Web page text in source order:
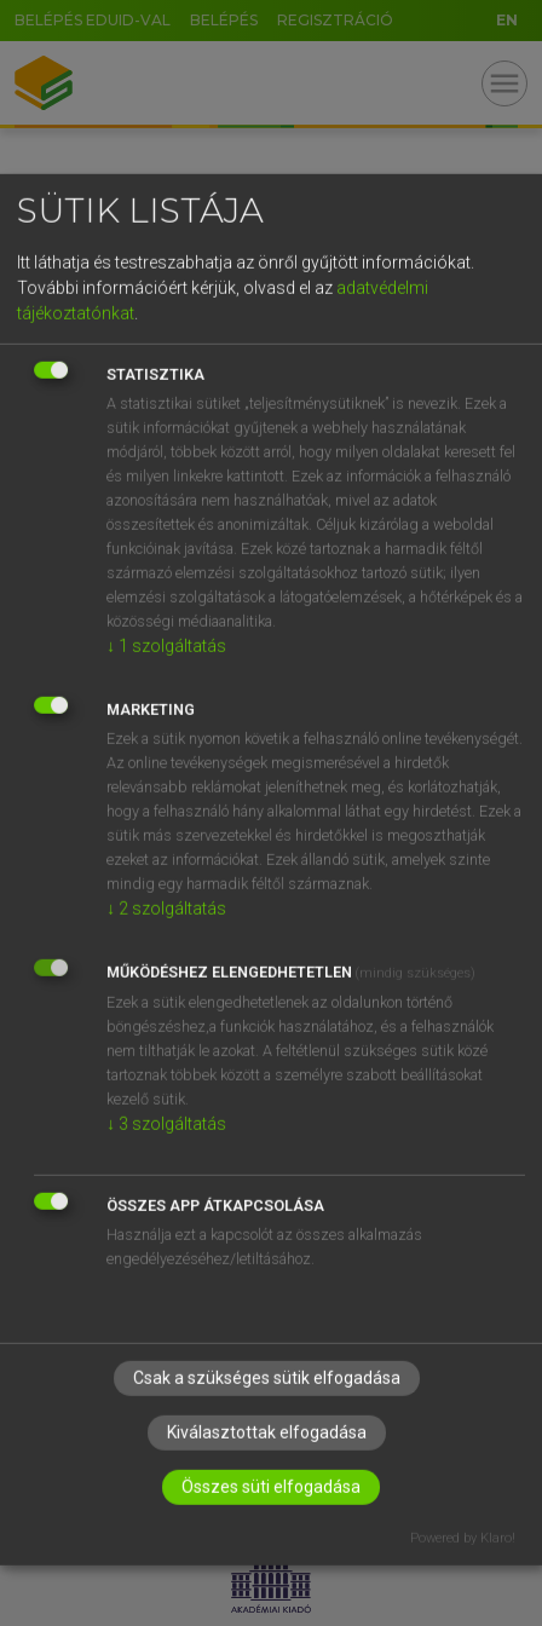
BELÉPÉS EDUID-VAL BELÉPÉS REGISZTRÁCIÓ EN
menu
OOOOPS!
SZOTAR.NET APPLIKÁCIÓ
MICROSOFT OFFICE BŐVÍTMÉNY
BEÉPÜLŐ SZÓTÁRMODUL
ONLINE NYELVVIZSGA
EGYÉNI FELHASZNÁLÓKNAK
TANULÓKNAK
OKTATÁSI INTÉZMÉNYEKNEK
VÁLLALATI MEGOLDÁSOK
RÓLUNK
ELÉRHETŐSÉG
SÜTI BEÁLLÍTÁSOK
LICENCSZERZŐDÉS ADATVÉDELEM
SÜTIK LISTÁJA
Itt láthatja és testreszabhatja az önről gyűjtött információkat.
További információért kérjük, olvasd el az adatvédelmi
tájékoztatónkat
STATISZTIKA
A statisztikai sütiket „teljesítménysütiknek” is nevezik. Ezek a
sütik információkat gyűjtenek a webhely használatának
módjáról, többek között arról, hogy milyen oldalakat keresett fel
és milyen linkekre kattintott. Ezek az információk a felhasználó
azonosítására nem használhatóak, mivel az adatok
összesítettek és anonimizáltak. Céljuk kizárólag a weboldal
funkcióinak javítása. Ezek közé tartoznak a harmadik féltől
származó elemzési szolgáltatásokhoz tartozó sütik; ilyen
elemzési szolgáltatások a látogatóelemzések, a hőtérképek és a
közösségi médiaanalitika.
↓ 1 szolgáltatás
MARKETING
Ezek a sütik nyomon követik a felhasználó online tevékenységét.
Az online tevékenységek megismerésével a hirdetők
relevánsabb reklámokat jeleníthetnek meg, és korlátozhatják,
hogy a felhasználó hány alkalommal láthat egy hirdetést. Ezek a
sütik más szervezetekkel és hirdetőkkel is megoszthatják
ezeket az információkat. Ezek állandó sütik, amelyek szinte
mindig egy harmadik féltől származnak.
↓ 2 szolgáltatás
MŰKÖDÉSHEZ ELENGEDHETETLEN (mindig szükséges)
Ezek a sütik elengedhetetlenek az oldalunkon történő
böngészéshez,a funkciók használatához, és a felhasználók
nem tilthatják le azokat. A feltétlenül szükséges sütik közé
tartoznak többek között a személyre szabott beállításokat
kezelő sütik.
↓ 3 szolgáltatás
ÖSSZES APP ÁTKAPCSOLÁSA
Használja ezt a kapcsolót az összes alkalmazás
engedélyezéséhez/letiltásához.
Csak a szükséges sütik elfogadása
Kiválasztottak elfogadása
Összes süti elfogadása
Powered by Klaro!
GR
5
g h k l
v b n m , . - AltGr